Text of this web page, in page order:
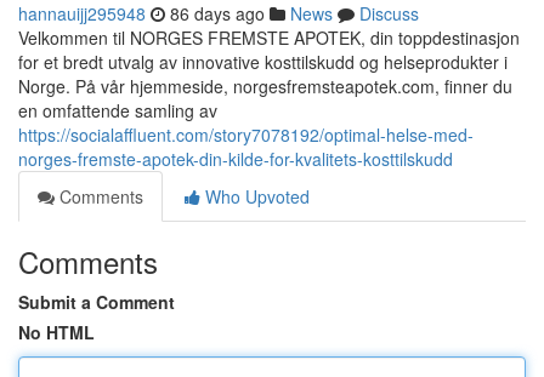
hannauijj295948 86 days ago News
Discuss
Velkommen til NORGES FREMSTE APOTEK, din toppdestinasjon
for et bredt utvalg av innovative kosttilskudd og helseprodukter i
Norge. På vår hjemmeside, norgesfremsteapotek.com, finner du
en omfattende samling av
https://socialaffluent.com/story7078192/optimal-helse-med-
norges-fremste-apotek-din-kilde-for-kvalitets-kosttilskudd
Comments
Who Upvoted
Comments
Submit a Comment
No HTML